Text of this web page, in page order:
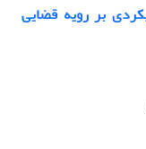
بر رویه قضایی